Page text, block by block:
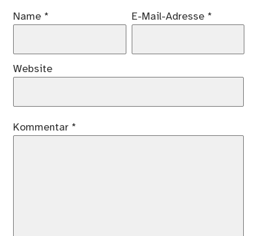
Name * E-Mail-Adresse *
Website
Kommentar *